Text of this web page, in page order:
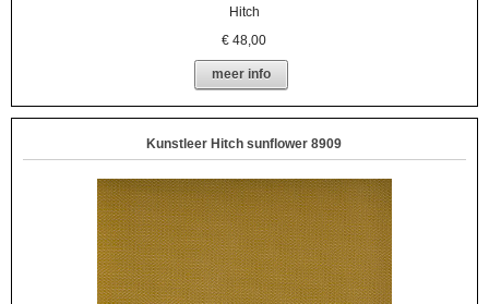
Hitch
€48,00
meer info
Kunstleer Hitch sunflower 8909